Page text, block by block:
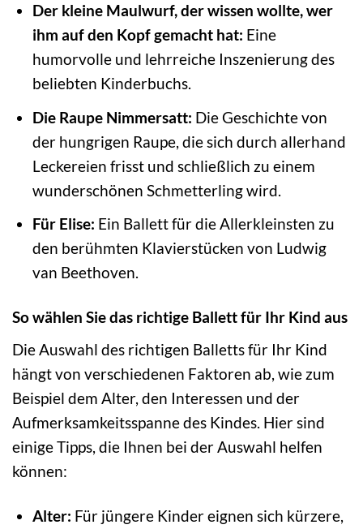
Der kleine Maulwurf, der wissen wollte, wer
ihm auf den Kopf gemacht hat: Eine
humorvolle und lehrreiche Inszenierung des
beliebten Kinderbuchs.
Die Raupe Nimmersatt: Die Geschichte von
der hungrigen Raupe, die sich durch allerhand
Leckereien frisst und schließlich zu einem
wunderschönen Schmetterling wird.
Für Elise: Ein Ballett für die Allerkleinsten zu
den berühmten Klavierstücken von Ludwig
van Beethoven.
So wählen Sie das richtige Ballett für Ihr Kind aus
Die Auswahl des richtigen Balletts für Ihr Kind
hängt von verschiedenen Faktoren ab, wie zum
Beispiel dem Alter, den Interessen und der
Aufmerksamkeitsspanne des Kindes. Hier sind
einige Tipps, die Ihnen bei der Auswahl helfen
können:
Alter: Für jüngere Kinder eignen sich kürzere,